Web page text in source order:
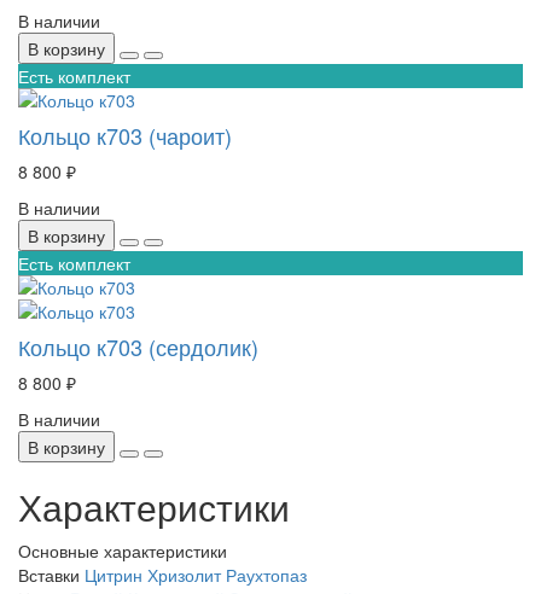
В наличии
В корзину
Есть комплект
Кольцо к703 (чароит)
8 800 ₽
В наличии
В корзину
Есть комплект
Кольцо к703 (сердолик)
8 800 ₽
В наличии
В корзину
Характеристики
Основные характеристики
Вставки Цитрин Хризолит Раухтопаз